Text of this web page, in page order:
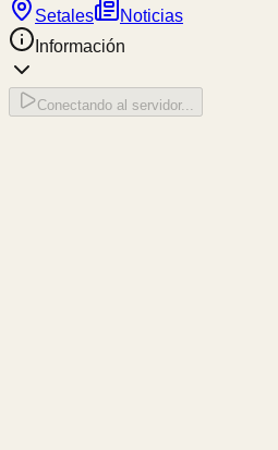
Setales
Noticias
Información
Conectando al servidor...